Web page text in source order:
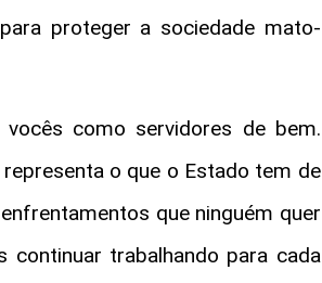
proteger a sociedade mato-
como servidores de bem.
o que o Estado tem de
que ninguém quer
continuar trabalhando para cada